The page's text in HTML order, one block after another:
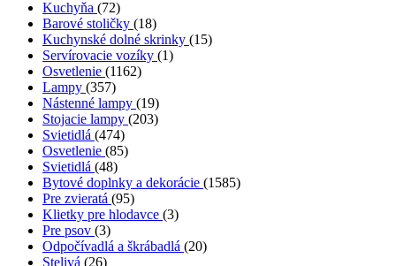
Kuchyňa (72)
Barové stoličky (18)
Kuchynské dolné skrinky (15)
Servírovacie vozíky (1)
Osvetlenie (1162)
Lampy (357)
Nástenné lampy (19)
Stojacie lampy (203)
Svietidlá (474)
Osvetlenie (85)
Svietidlá (48)
Bytové doplnky a dekorácie (1585)
Pre zvieratá (95)
Klietky pre hlodavce (3)
Pre psov (3)
Odpočívadlá a škrábadlá (20)
Stelivá (26)